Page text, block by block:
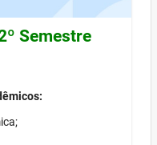
Semestre